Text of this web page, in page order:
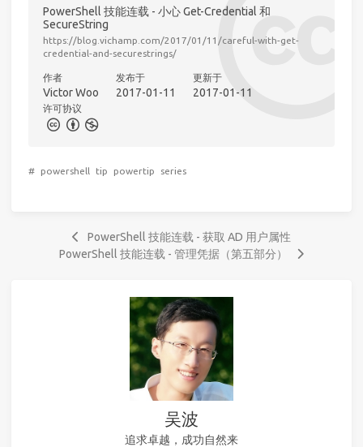
PowerShell 技能连载 - 小心 Get-Credential 和
SecureString
https://blog.vichamp.com/2017/01/11/careful-with-get-
credential-and-securestrings/
作者
Victor Woo
发布于
2017-01-11
更新于
2017-01-11
许可协议
# powershell tip powertip series
PowerShell 技能连载 - 获取 AD 用户属性
PowerShell 技能连载 - 管理凭据（第五部分）
吴波
追求卓越，成功自然来